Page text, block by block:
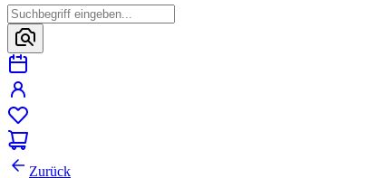
Zurück